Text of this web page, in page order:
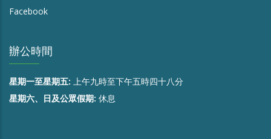
Facebook
辦公時間
星期一至星期五: 上午九時至下午五時四十八分
星期六、日及公眾假期: 休息